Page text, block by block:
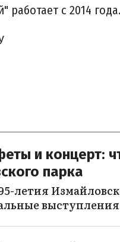
с 2014 года.
и концерт:
парка
летия